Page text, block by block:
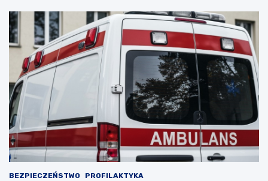
BEZPIECZEŃSTWO PROFILAKTYKA